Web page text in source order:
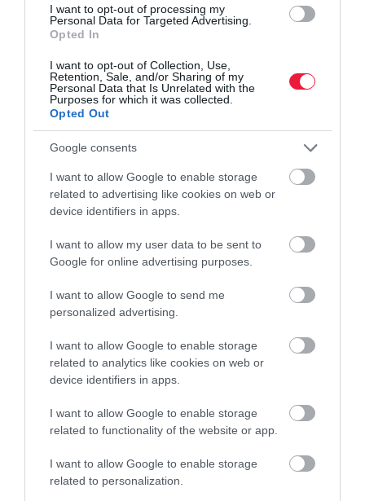
I want to opt-out of processing my
Personal Data for Targeted Advertising.
Opted In
I want to opt-out of Collection, Use,
Retention, Sale, and/or Sharing of my
Personal Data that Is Unrelated with the
Purposes for which it was collected.
Opted Out
Google consents
I want to allow Google to enable storage
related to advertising like cookies on web or
device identifiers in apps.
I want to allow my user data to be sent to
Google for online advertising purposes.
I want to allow Google to send me
personalized advertising.
I want to allow Google to enable storage
related to analytics like cookies on web or
device identifiers in apps.
I want to allow Google to enable storage
related to functionality of the website or app.
I want to allow Google to enable storage
related to personalization.
autó személyi kölcsön